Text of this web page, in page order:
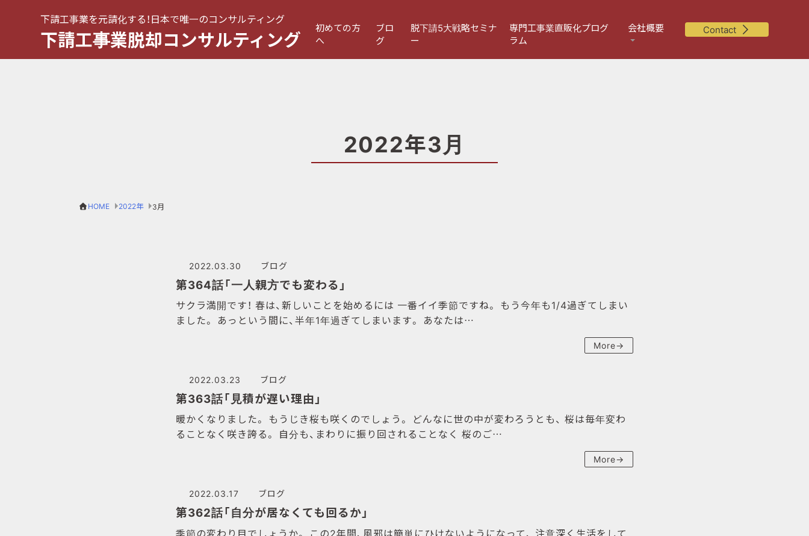
下請工事業を元請化する！日本で唯一のコンサルティング
下請工事業脱却コンサルティング
初めての方
へ
ブロ
グ
脱下請5大戦略セミナ
ー
専門工事業直販化プログ
ラム
会社概要 Contact
2022年3月
HOME 2022年 3月
2022.03.30 ブログ
第364話「一人親方でも変わる」
サクラ満開です！ 春は、新しいことを始めるには 一番イイ季節ですね。 もう今年も1/4過ぎてしまい
ました。 あっという間に、半年1年過ぎてしまいます。 あなたは…
More→
2022.03.23 ブログ
第363話「見積が遅い理由」
暖かくなりました。 もうじき桜も咲くのでしょう。 どんなに世の中が変わろうとも、 桜は毎年変わ
ることなく咲き誇る。 自分も、まわりに振り回されることなく 桜のご…
More→
2022.03.17 ブログ
第362話「自分が居なくても回るか」
季節の変わり目でしょうか。 この2年間、風邪は簡単にひけないようになって、 注意深く生活をして